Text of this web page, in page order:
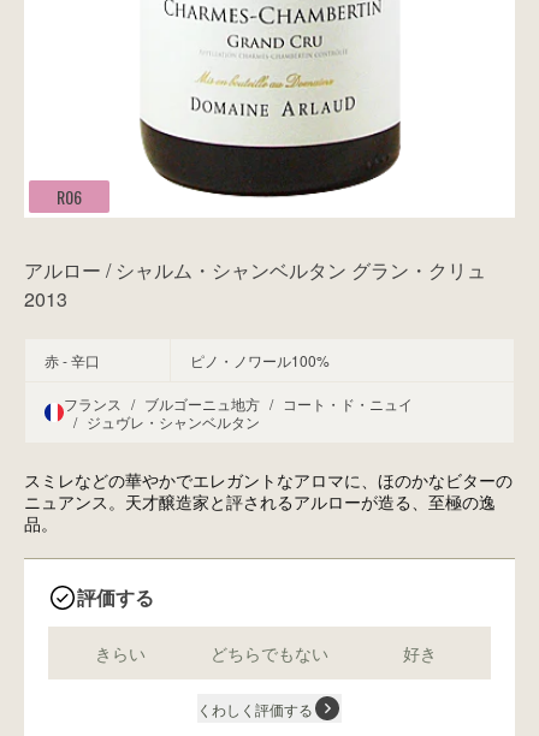
R06
アルロー / シャルム・シャンベルタン グラン・クリュ
2013
赤 - 辛口 ピノ・ノワール100%
フランス / ブルゴーニュ地方 / コート・ド・ニュイ
/ ジュヴレ・シャンベルタン
スミレなどの華やかでエレガントなアロマに、ほのかなビターの
ニュアンス。天才醸造家と評されるアルローが造る、至極の逸
品。
評価する
きらい どちらでもない 好き
くわしく評価する